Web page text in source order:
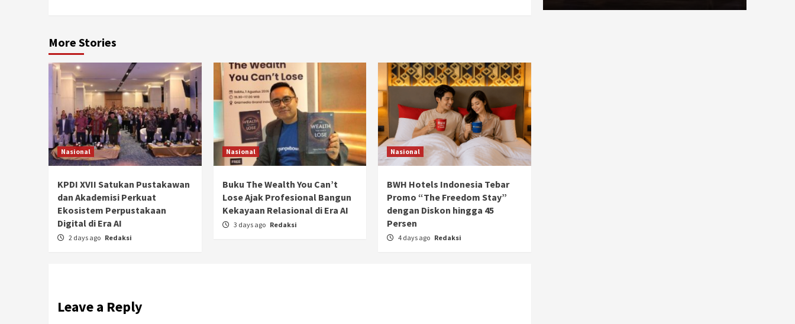
More Stories
Nasional
KPDI XVII Satukan Pustakawan
dan Akademisi Perkuat
Ekosistem Perpustakaan
Digital di Era AI
2 days ago Redaksi
Nasional
Buku The Wealth You Can’t
Lose Ajak Profesional Bangun
Kekayaan Relasional di Era AI
3 days ago Redaksi
Nasional
BWH Hotels Indonesia Tebar
Promo “The Freedom Stay”
dengan Diskon hingga 45
Persen
4 days ago Redaksi
Leave a Reply